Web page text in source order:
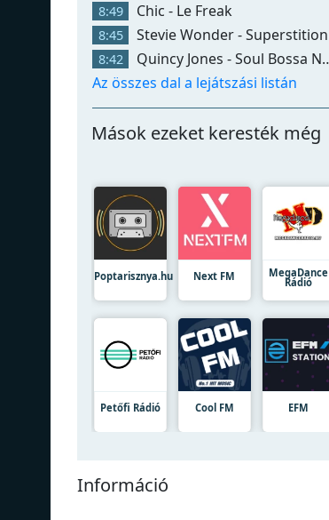
8:49 Chic - Le Freak
8:45 Stevie Wonder - Superstition
8:42
Quincy Jones - Soul Bossa Nova
Az összes dal a lejátszási listán
Mások ezeket keresték még
Poptarisznya.hu Next FM MegaDance
Rádió
Petőfi Rádió Cool FM EFM
Információ